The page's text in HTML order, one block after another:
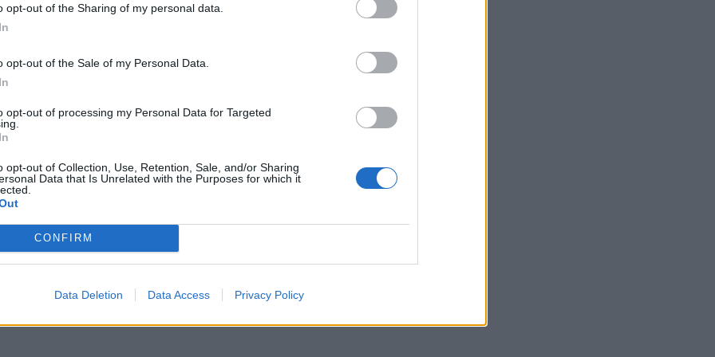
opt-out of the Sharing of my personal data.
opt-out of the Sale of my Personal Data.
opt-out of processing my Personal Data for Targeted
opt-out of Collection, Use, Retention, Sale, and/or Sharing
Data that Is Unrelated with the Purposes for which it
CONFIRM
Data Deletion Data Access Privacy Policy
συνιστά στους πολίτες να είναι ιδιαίτερα προσεκτικοί,
κινδύνους που προέρχονται από την εκδήλωση των
καιρού εξέδωσε η Ε.Μ.Υ.
Τι να προσέξουν οι πολίτες